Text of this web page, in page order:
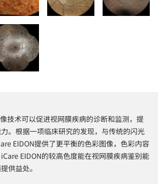
技术可以促进视网膜疾病的诊断和监测，提
。根据一项临床研究的发现，与传统的闪光
EIDON提供了更平衡的色彩图像，色彩内容
EIDON的较高色度能在视网膜疾病鉴别能
供益处。